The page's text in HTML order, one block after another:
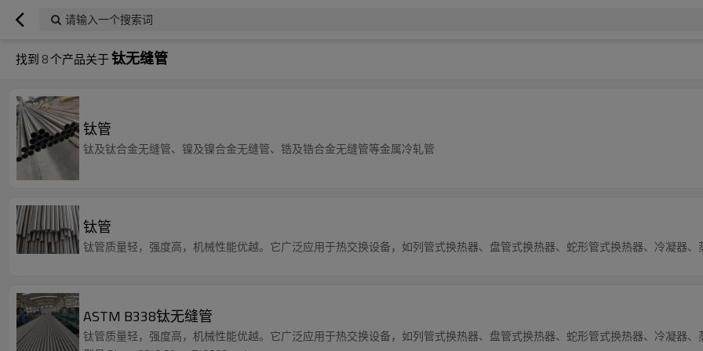
请输入一个搜索词
找到 8个产品关于钛无缝管
钛管
钛及钛合金无缝管、镍及镍合金无缝管、锆及锆合金无缝管等金属冷轧管
钛管
钛管质量轻，强度高，机械性能优越。它广泛应用于热交换设备，如列管式换热器、盘管式换热器、蛇形管式换热器、冷凝器
ASTM B338钛无缝管
钛管质量轻，强度高，机械性能优越。它广泛应用于热交换设备，如列管式换热器、盘管式换热器、蛇形管式换热器、冷凝器